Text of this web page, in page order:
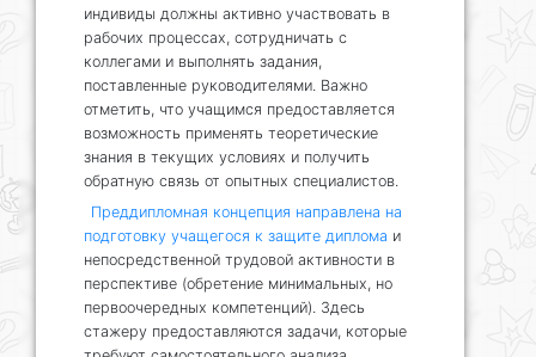
индивиды должны активно участвовать в
рабочих процессах, сотрудничать с
коллегами и выполнять задания,
поставленные руководителями. Важно
отметить, что учащимся предоставляется
возможность применять теоретические
знания в текущих условиях и получить
обратную связь от опытных специалистов.
Преддипломная концепция направлена на
подготовку учащегося к защите диплома и
непосредственной трудовой активности в
перспективе (обретение минимальных, но
первоочередных компетенций). Здесь
стажеру предоставляются задачи, которые